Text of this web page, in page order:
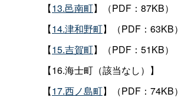
【13.邑南町】（PDF：87KB）
【14.津和野町】（PDF：63KB）
【15.吉賀町】（PDF：51KB）
【16.海士町（該当なし）】
【17.西ノ島町】（PDF：74KB）